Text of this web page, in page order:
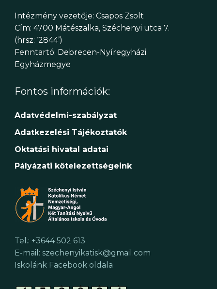
Intézmény vezetője: Csapos Zsolt
Cím: 4700 Mátészalka, Széchenyi utca 7.
(hrsz: ‘2844’)
Fenntartó: Debrecen-Nyíregyházi
Egyházmegye
Fontos információk:
Adatvédelmi-szabályzat
Adatkezelési Tájékoztatók
Oktatási hivatal adatai
Pályázati kötelezettségeink
Tel.: +3644 502 613
E-mail: szechenyikatisk@gmail.com
Iskolánk Facebook oldala